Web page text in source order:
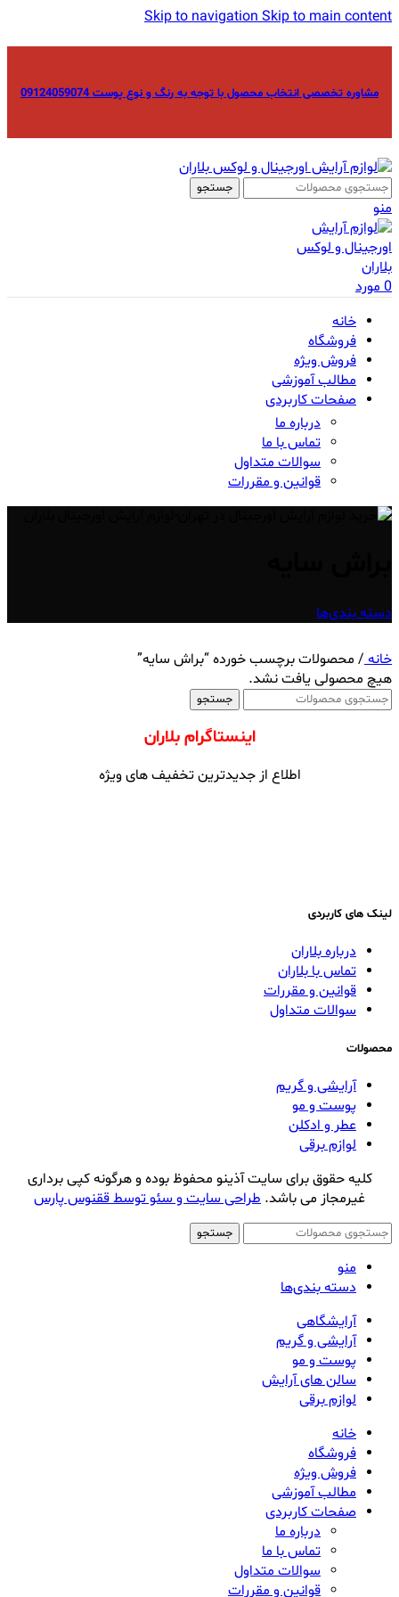
Skip to navigationSkip to main content
مشاوره تخصصی انتخاب محصول با توجه به رنگ و نوع پوست 09124059074
جستجو
منو
0مورد
خانه
فروشگاه
فروش ویژه
مطالب آموزشی
صفحات کاربردی
درباره ما
تماس با ما
سوالات متداول
قوانین و مقررات
دسته بندی‌ها
خانه/ محصولات برچسب خورده “براش سایه”
هیچ محصولی یافت نشد.
جستجو
اینستاگرام بلاران
اطلاع از جدیدترین تخفیف های ویژه
لینک های کاربردی
درباره بلاران
تماس با بلاران
قوانین و مقررات
سوالات متداول
محصولات
آرایشی و گریم
پوست و مو
عطر و ادکلن
لوازم برقی
کلیه حقوق برای سایت آذینو محفوظ بوده و هرگونه کپی برداری
غیرمجاز می باشد. طراحی سایت و سئو توسط ققنوس پارس
جستجو
منو
دسته بندی‌ها
آرایشگاهی
آرایشی و گریم
پوست و مو
سالن های آرایش
لوازم برقی
خانه
فروشگاه
فروش ویژه
مطالب آموزشی
صفحات کاربردی
درباره ما
تماس با ما
سوالات متداول
قوانین و مقررات